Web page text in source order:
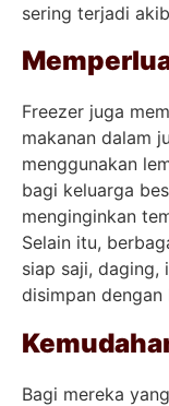
sering terjadi
Freezer juga
makanan dalam
menggunakan
bagi keluarga
menginginkan
Selain itu,
siap saji, daging,
disimpan dengan
Bagi mereka